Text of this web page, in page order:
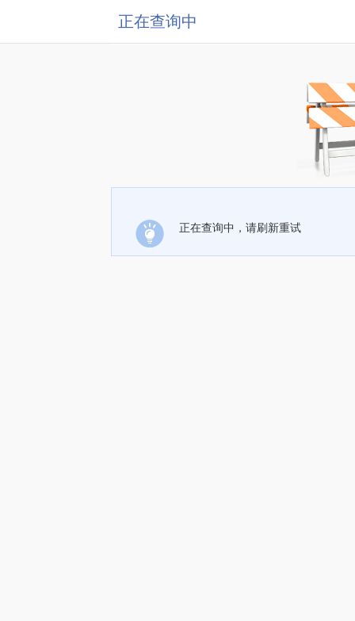
正在查询中
正在查询中，请刷新重试